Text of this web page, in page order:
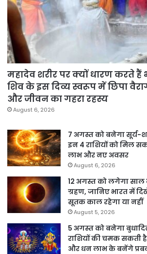
महादेव शरीर पर क्यों धारण करते हैं
शिव के इस दिव्य स्वरूप में छिपा
और जीवन का गहरा रहस्य
August 6, 2026
7 अगस्त को बनेगा सूर्य-
इन 4 राशियों को मिल
लाभ और नए अवसर
August 6, 2026
12 अगस्त को लगेगा साल
ग्रहण, जानिए भारत में
सूतक काल रहेगा या नहीं
August 5, 2026
5 अगस्त को बनेगा
राशियों की चमक सकती
और धन लाभ के बनेंगे